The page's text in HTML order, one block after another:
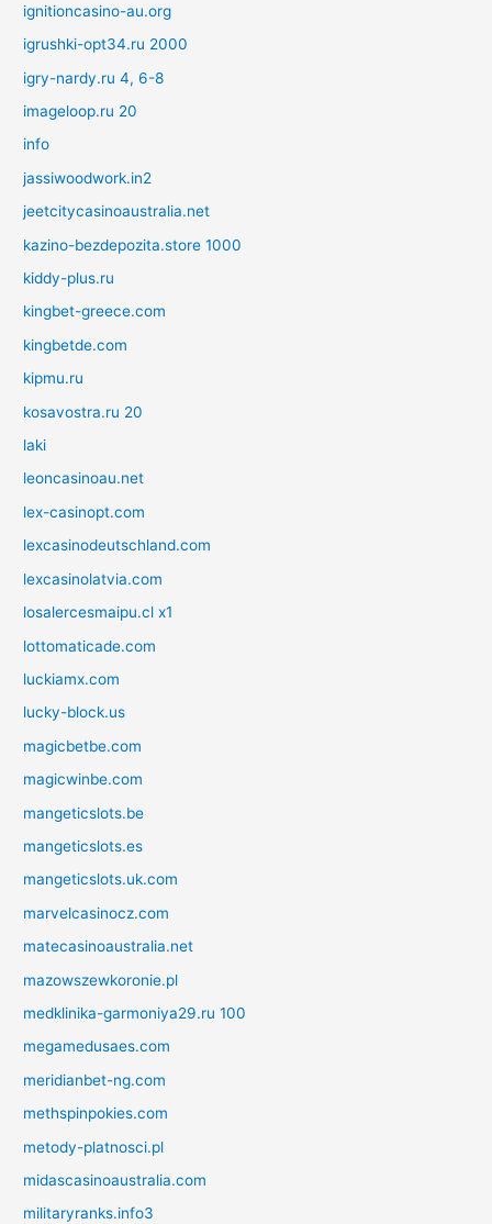
ignitioncasino-au.org
igrushki-opt34.ru 2000
igry-nardy.ru 4, 6-8
imageloop.ru 20
info
jassiwoodwork.in2
jeetcitycasinoaustralia.net
kazino-bezdepozita.store 1000
kiddy-plus.ru
kingbet-greece.com
kingbetde.com
kipmu.ru
kosavostra.ru 20
laki
leoncasinoau.net
lex-casinopt.com
lexcasinodeutschland.com
lexcasinolatvia.com
losalercesmaipu.cl x1
lottomaticade.com
luckiamx.com
lucky-block.us
magicbetbe.com
magicwinbe.com
mangeticslots.be
mangeticslots.es
mangeticslots.uk.com
marvelcasinocz.com
matecasinoaustralia.net
mazowszewkoronie.pl
medklinika-garmoniya29.ru 100
megamedusaes.com
meridianbet-ng.com
methspinpokies.com
metody-platnosci.pl
midascasinoaustralia.com
militaryranks.info3